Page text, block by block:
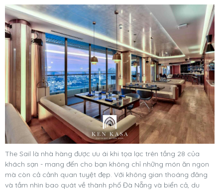
The Sail là nhà hàng được ưu ái khi tọa lạc trên tầng 28 của
khách sạn - mang đến cho bạn không chỉ những món ăn ngon
mà còn cả cảnh quan tuyệt đẹp. Với không gian thoáng đãng
và tầm nhìn bao quát về thành phố Đà Nẵng và biển cả, du